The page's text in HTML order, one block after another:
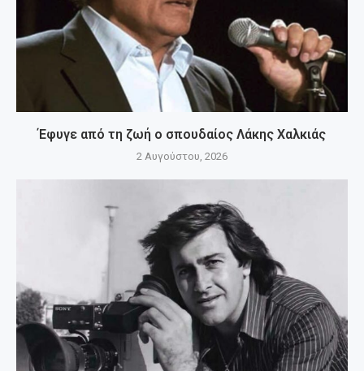
Έφυγε από τη ζωή ο σπουδαίος Λάκης Χαλκιάς
2 Αυγούστου, 2026